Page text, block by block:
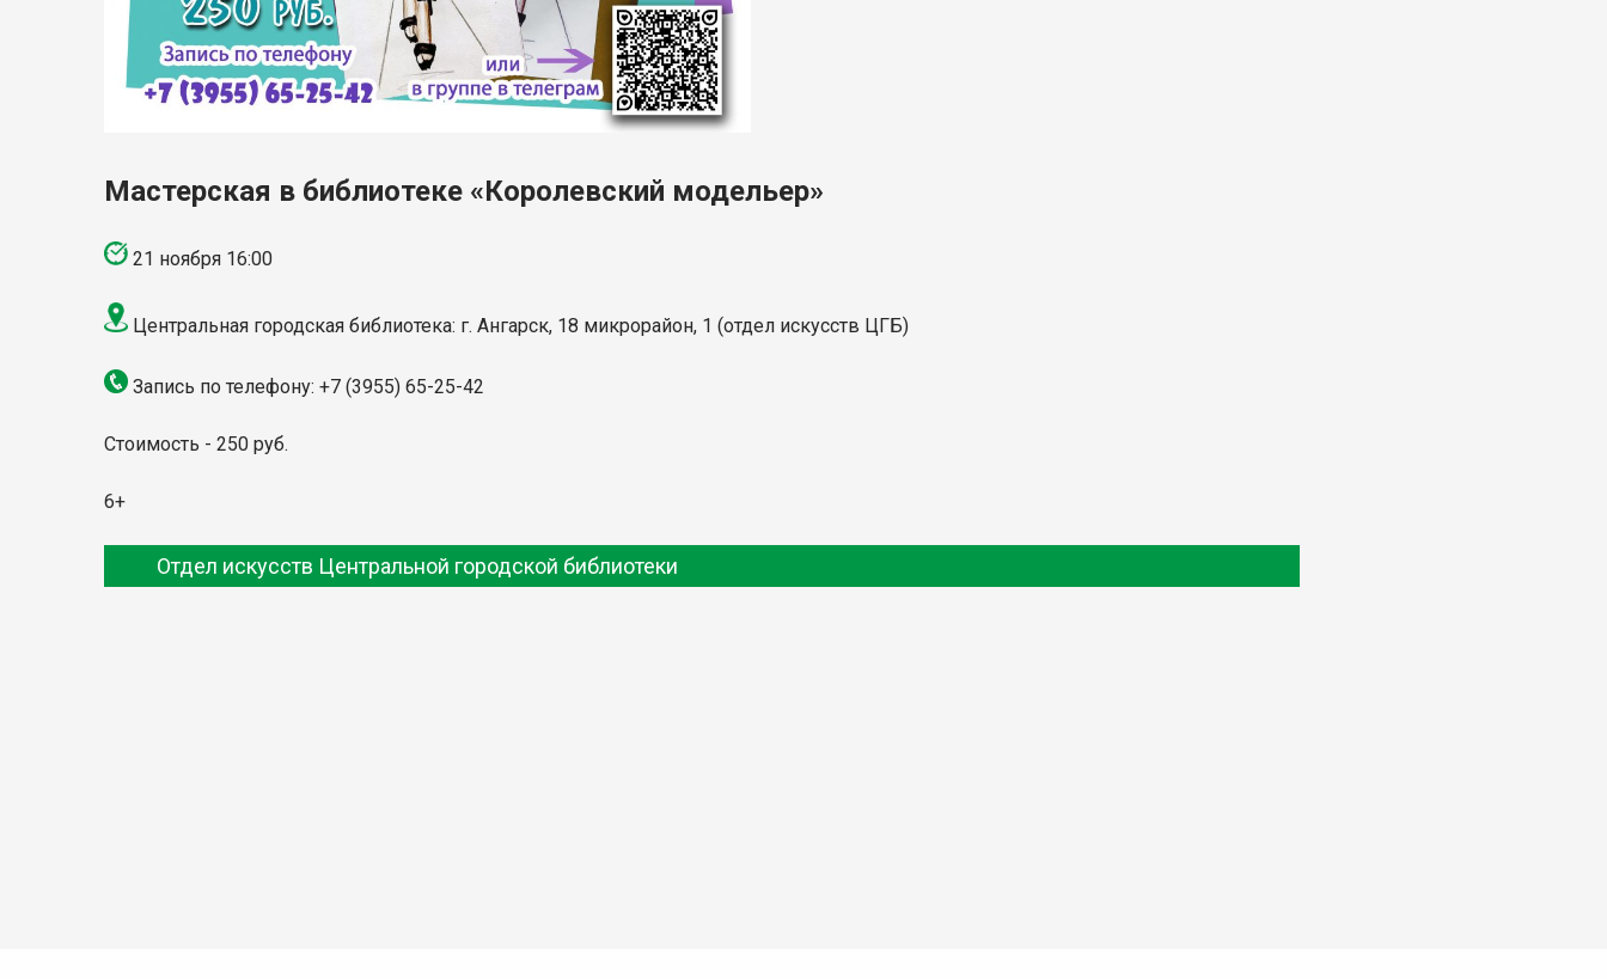
Мастерская в библиотеке «Королевский модельер»
21 ноября 16:00
Центральная городская библиотека: г. Ангарск, 18 микрорайон, 1 (отдел искусств ЦГБ)
Запись по телефону: +7 (3955) 65-25-42
Стоимость - 250 руб.
6+
Отдел искусств Центральной городской библиотеки